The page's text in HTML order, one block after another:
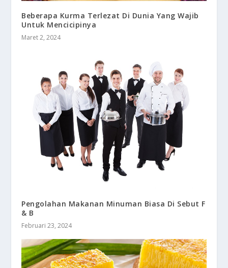
Beberapa Kurma Terlezat Di Dunia Yang Wajib
Untuk Mencicipinya
Maret 2, 2024
Pengolahan Makanan Minuman Biasa Di Sebut F
& B
Februari 23, 2024